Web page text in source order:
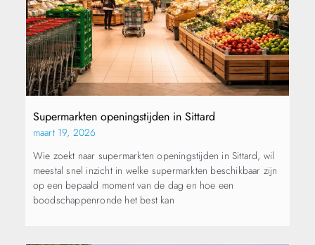
Supermarkten openingstijden in Sittard
maart 19, 2026
Wie zoekt naar supermarkten openingstijden in Sittard, wil
meestal snel inzicht in welke supermarkten beschikbaar zijn
op een bepaald moment van de dag en hoe een
boodschappenronde het best kan